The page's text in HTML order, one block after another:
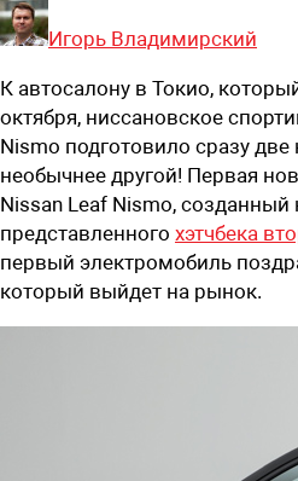
Игорь Владимирский
К автосалону в Токио,
октября, ниссановское
Nismo подготовило сразу
необычнее другой! Первая
Nissan Leaf Nismo, созданный
представленного хэтчбека
первый электромобиль
который выйдет на рынок.